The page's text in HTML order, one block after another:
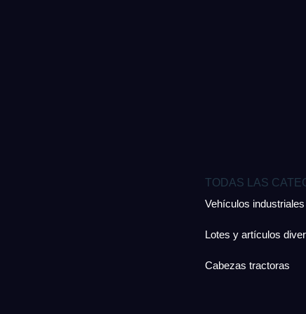
TODAS LAS
Vehículos industriales
Lotes y artículos
Cabezas tractoras